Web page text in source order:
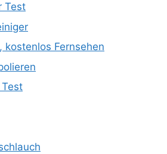
Test
kostenlos Fernsehen